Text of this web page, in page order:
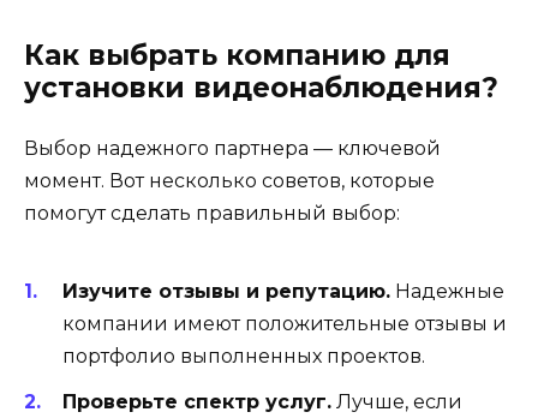
Как выбрать компанию для
установки видеонаблюдения?
Выбор надежного партнера — ключевой
момент. Вот несколько советов, которые
помогут сделать правильный выбор:
Изучите отзывы и репутацию. Надежные
компании имеют положительные отзывы и
портфолио выполненных проектов.
Проверьте спектр услуг. Лучше, если